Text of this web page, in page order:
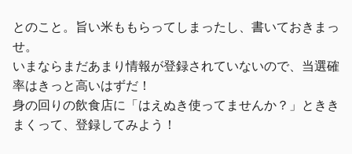
とのこと。旨い米ももらってしまったし、書いておきまっ
せ。
いまならまだあまり情報が登録されていないので、当選確
率はきっと高いはずだ！
身の回りの飲食店に「はえぬき使ってませんか？」ときき
まくって、登録してみよう！